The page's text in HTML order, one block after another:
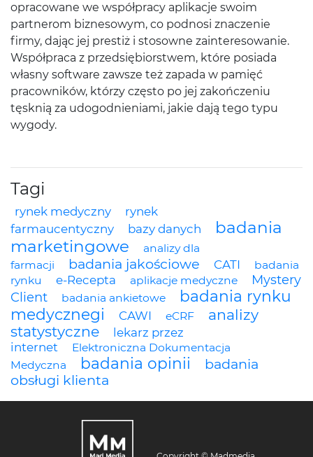
opracowane we współpracy aplikacje swoim
partnerom biznesowym, co podnosi znaczenie
firmy, dając jej prestiż i stosowne zainteresowanie.
Współpraca z przedsiębiorstwem, które posiada
własny software zawsze też zapada w pamięć
pracowników, którzy często po jej zakończeniu
tęsknią za udogodnieniami, jakie dają tego typu
wygody.
Tagi
rynek medyczny
rynek
farmaucentyczny
bazy danych
badania
marketingowe
analizy dla
farmacji
badania jakościowe CATI
badania
rynku
e-Recepta aplikacje medyczne
Mystery
Client
badania ankietowe
badania rynku
medycznegi
CAWI eCRF
analizy
statystyczne
lekarz przez
internet
Elektroniczna Dokumentacja
Medyczna
badania opinii
badania
obsługi klienta